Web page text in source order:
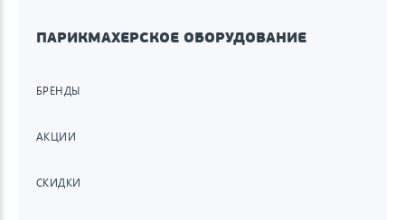
ПАРИКМАХЕРСКОЕ ОБОРУДОВАНИЕ
БРЕНДЫ
АКЦИИ
СКИДКИ